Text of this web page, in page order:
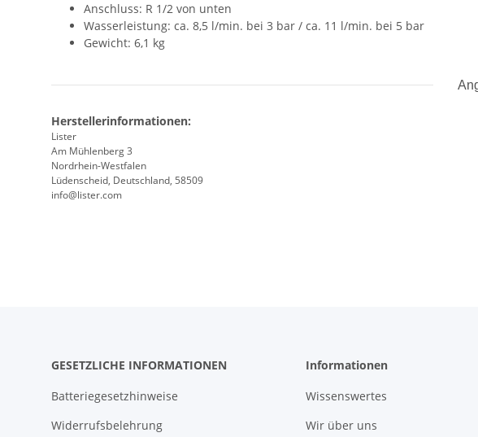
Anschluss: R 1/2 von unten
Wasserleistung: ca. 8,5 l/min. bei 3 bar / ca. 11 l/min. bei 5 bar
Gewicht: 6,1 kg
Herstellerinformationen:
Lister
Am Mühlenberg 3
Nordrhein-Westfalen
Lüdenscheid, Deutschland, 58509
info@lister.com
GESETZLICHE INFORMATIONEN
Batteriegesetzhinweise
Widerrufsbelehrung
Informationen
Wissenswertes
Wir über uns